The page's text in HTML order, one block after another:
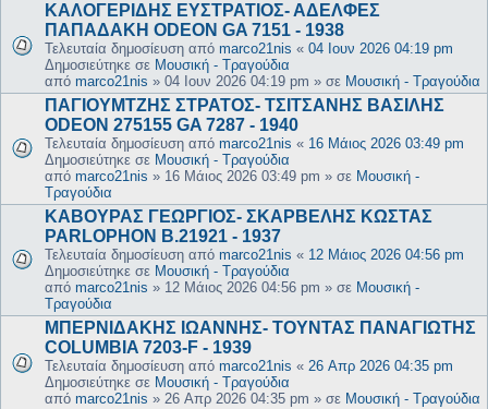
ΚΑΛΟΓΕΡΙΔΗΣ ΕΥΣΤΡΑΤΙΟΣ- ΑΔΕΛΦΕΣ
ΠΑΠΑΔΑΚΗ ODEON GA 7151 - 1938
Τελευταία δημοσίευση από marco21nis « 04 Ιουν 2026 04:19 pm
Δημοσιεύτηκε σε Μουσική - Τραγούδια
από marco21nis » 04 Ιουν 2026 04:19 pm » σε Μουσική - Τραγούδια
ΠΑΓΙΟΥΜΤΖΗΣ ΣΤΡΑΤΟΣ- ΤΣΙΤΣΑΝΗΣ ΒΑΣΙΛΗΣ
ODEON 275155 GA 7287 - 1940
Τελευταία δημοσίευση από marco21nis « 16 Μάιος 2026 03:49 pm
Δημοσιεύτηκε σε Μουσική - Τραγούδια
από marco21nis » 16 Μάιος 2026 03:49 pm » σε Μουσική -
Τραγούδια
ΚΑΒΟΥΡΑΣ ΓΕΩΡΓΙΟΣ- ΣΚΑΡΒΕΛΗΣ ΚΩΣΤΑΣ
PARLOPHON B.21921 - 1937
Τελευταία δημοσίευση από marco21nis « 12 Μάιος 2026 04:56 pm
Δημοσιεύτηκε σε Μουσική - Τραγούδια
από marco21nis » 12 Μάιος 2026 04:56 pm » σε Μουσική -
Τραγούδια
ΜΠΕΡΝΙΔΑΚΗΣ ΙΩΑΝΝΗΣ- ΤΟΥΝΤΑΣ ΠΑΝΑΓΙΩΤΗΣ
COLUMBIA 7203-F - 1939
Τελευταία δημοσίευση από marco21nis « 26 Απρ 2026 04:35 pm
Δημοσιεύτηκε σε Μουσική - Τραγούδια
από marco21nis » 26 Απρ 2026 04:35 pm » σε Μουσική - Τραγούδια